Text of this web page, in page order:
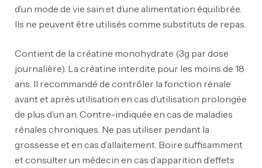
d’un mode de vie sain et d’une alimentation équilibrée.
Ils ne peuvent être utilisés comme substituts de repas.
Contient de la créatine monohydrate (3g par dose
journalière). La créatine interdite pour les moins de 18
ans. Il recommandé de contrôler la fonction rénale
avant et après utilisation en cas d’utilisation prolongée
de plus d’un an. Contre-indiquée en cas de maladies
rénales chroniques. Ne pas utiliser pendant la
grossesse et en cas d’allaitement. Boire suffisamment
et consulter un médecin en cas d’apparition d’effets
Mega Creatine CREAPURE – 306 Gr –
Biotech USA
CREATINE
د.ت126
100% Pure Whey – 2,27kg – BIOTECHUSA